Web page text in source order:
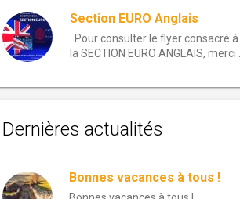
Section EURO Anglais
Pour consulter le flyer consacré à
la SECTION EURO ANGLAIS, merci ...
Dernières actualités
Bonnes vacances à tous !